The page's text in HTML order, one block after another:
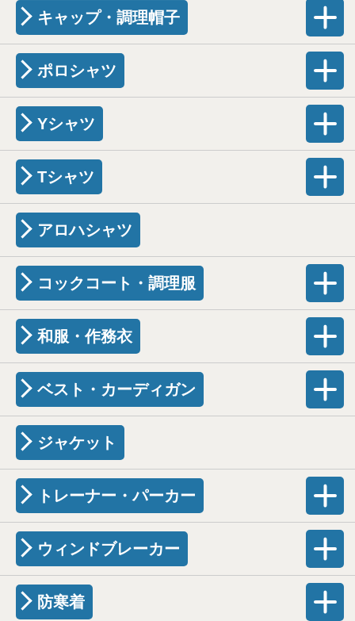
キャップ・調理帽子
ポロシャツ
Yシャツ
Tシャツ
アロハシャツ
コックコート・調理服
和服・作務衣
ベスト・カーディガン
ジャケット
トレーナー・パーカー
ウィンドブレーカー
防寒着